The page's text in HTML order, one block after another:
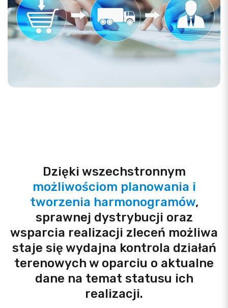
Dzięki wszechstronnym
możliwościom planowania i
tworzenia harmonogramów,
sprawnej dystrybucji oraz
wsparcia realizacji zleceń możliwa
staje się wydajna kontrola działań
terenowych w oparciu o aktualne
dane na temat statusu ich
realizacji.